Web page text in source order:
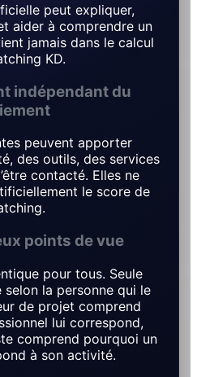
peut expliquer,
aider à comprendre un
jamais dans le calcul
KD.
indépendant du
peuvent apporter
des outils, des services
contacté. Elles ne
le score de
points de vue
pour tous. Seule
selon la personne qui le
de projet comprend
lui correspond,
comprend pourquoi un
à son activité.